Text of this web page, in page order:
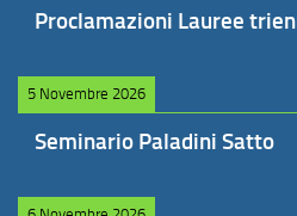
Proclamazioni Lauree
5 Novembre 2026
Seminario Paladini Satto